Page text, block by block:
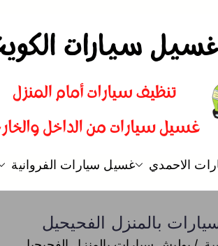
غسيل
شركة تنظيف سيارات و تلميع والاحمدي غسيل سيارات الفروانية
بالمنزل الفحيحيل